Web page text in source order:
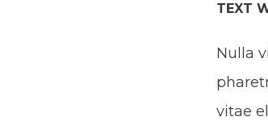
TEXT
Nulla
vitae